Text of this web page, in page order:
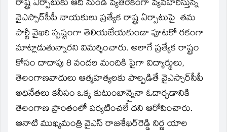
రాష్ట్ర ఏర్పాటుకు ఆది నుండీ వ్యతిరేకంగా వ్యవహరిస్తున్న
వైఎస్సార్‌సీపీ నాయకులు ప్రత్యేక రాష్ట్ర ఏర్పాటుపై తమ
పార్టీ వైఖరి స్పష్టంగా తెలియజేయకుండా పూటకో రకంగా
మాట్లాడుతున్నారని విమర్శించారు. అలాగే ప్రత్యేక రాష్ట్రం
కోసం దాదాపు 8 వందల మందికి పైగా విద్యార్థులు,
తెలంగాణవాదులు ఆత్మహత్యలకు పాల్పడితే వైఎస్సార్‌సీపీ
అధినేతలు కనీసం ఒక్క కుటుంబాన్నైనా ఓదార్చడానికి
తెలంగాణ ప్రాంతంలో పర్యటించలే దని ఆరోపించారు.
ఆనాటి ముఖ్యమంత్రి వైఎస్‌ రాజశేఖర్‌రెడ్డి నిర్ణ యాల